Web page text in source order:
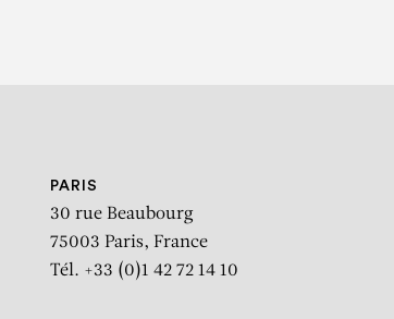
PARIS
30 rue Beaubourg
75003 Paris, France
Tél. +33 (0)1 42 72 14 10